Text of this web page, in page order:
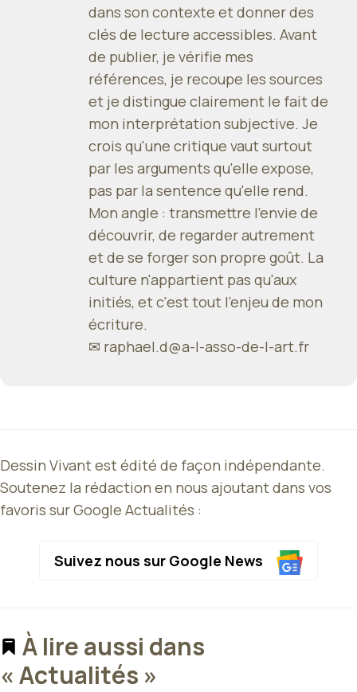
dans son contexte et donner des
clés de lecture accessibles. Avant
de publier, je vérifie mes
références, je recoupe les sources
et je distingue clairement le fait de
mon interprétation subjective. Je
crois qu'une critique vaut surtout
par les arguments qu'elle expose,
pas par la sentence qu'elle rend.
Mon angle : transmettre l'envie de
découvrir, de regarder autrement
et de se forger son propre goût. La
culture n'appartient pas qu'aux
initiés, et c'est tout l'enjeu de mon
écriture.
✉ raphael.d@a-l-asso-de-l-art.fr
Dessin Vivant est édité de façon indépendante.
Soutenez la rédaction en nous ajoutant dans vos
favoris sur Google Actualités :
Suivez nous sur Google News
À lire aussi dans
« Actualités »